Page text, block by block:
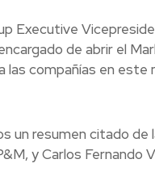
Executive
de abrir el
las compañías en
un resumen citado
y Carlos Fernando